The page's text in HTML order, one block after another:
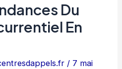
Du
En
/ 7 mai